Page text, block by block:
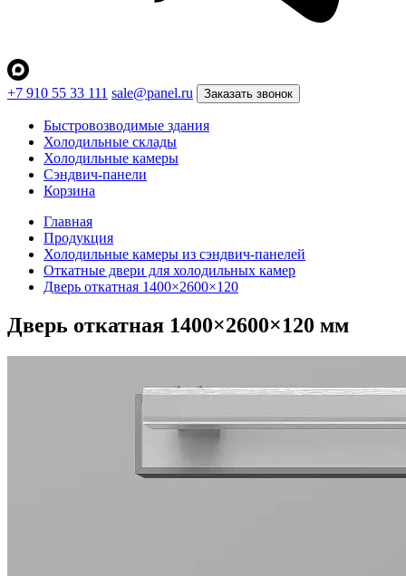
+7 910 55 33 111 sale@panel.ru Заказать звонок
Быстровозводимые здания
Холодильные склады
Холодильные камеры
Сэндвич-панели
Корзина
Главная
Продукция
Холодильные камеры из сэндвич-панелей
Откатные двери для холодильных камер
Дверь откатная 1400×2600×120
Дверь откатная 1400×2600×120 мм